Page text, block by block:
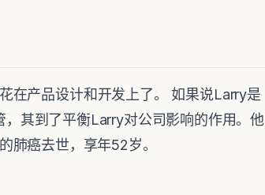
在产品设计和开发上了。 如果说Larry是
其到了平衡Larry对公司影响的作用。他
的肺癌去世，享年52岁。